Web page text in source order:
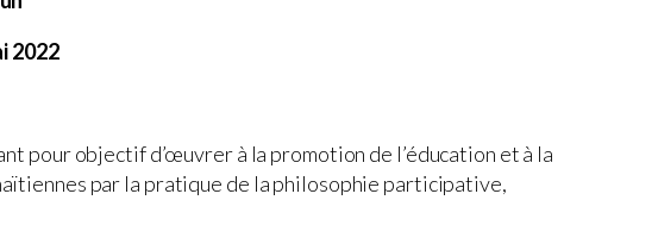
2022
pour objectif d’œuvrer à la promotion de l’éducation et à la
par la pratique de la philosophie participative,